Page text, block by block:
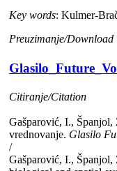
Key words: Kulmer-
Preuzimanje/Download
Citiranje/Citation
Gašparović, I.,
vrednovanje. Glasilo
/
Gašparović, I.,